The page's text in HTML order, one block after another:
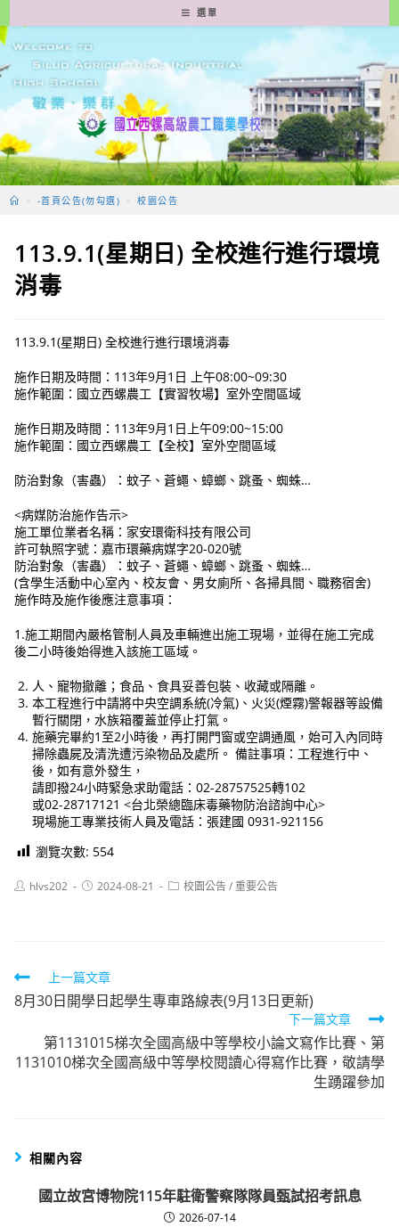
轉
至
要
容
選單
> -首頁公告(勿勾選) > 校園公告
113.9.1(星期日) 全校進行進行環境
消毒
113.9.1(星期日) 全校進行進行環境消毒
施作日期及時間：113年9月1日 上午08:00~09:30
施作範圍：國立西螺農工【實習牧場】室外空間區域
施作日期及時間：113年9月1日上午09:00~15:00
施作範圍：國立西螺農工【全校】室外空間區域
防治對象（害蟲）：蚊子、蒼蠅、蟑螂、跳蚤、蜘蛛…
<病媒防治施作告示>
施工單位業者名稱：家安環衛科技有限公司
許可執照字號：嘉市環藥病媒字20-020號
防治對象（害蟲）：蚊子、蒼蠅、蟑螂、跳蚤、蜘蛛…
(含學生活動中心室內、校友會、男女廁所、各掃具間、職務宿舍)
施作時及施作後應注意事項：
1.施工期間內嚴格管制人員及車輛進出施工現場，並得在施工完成
後二小時後始得進入該施工區域。
人、寵物撤離；食品、食具妥善包裝、收藏或隔離。
本工程進行中請將中央空調系統(冷氣)、火災(煙霧)警報器等設備
暫行關閉，水族箱覆蓋並停止打氣。
施藥完畢約1至2小時後，再打開門窗或空調通風，始可入內同時
掃除蟲屍及清洗遭污染物品及處所。 備註事項：工程進行中、
後，如有意外發生，
請即撥24小時緊急求助電話：02-28757525轉102
或02-28717121 <台北榮總臨床毒藥物防治諮詢中心>
現場施工專業技術人員及電話：張建國 0931-921156
瀏覽次數: 554
Posthlvs202
Post2024-08-21
Post校園公告/重要公告
Read
more
articles
上一篇文章
8月30日開學日起學生專車路線表(9月13日更新)
下一篇文章
第1131015梯次全國高級中等學校小論文寫作比賽、第
1131010梯次全國高級中等學校閱讀心得寫作比賽，敬請學
生踴躍參加
相關內容
國立故宮博物院115年駐衛警察隊隊員甄試招考訊息
2026-07-14